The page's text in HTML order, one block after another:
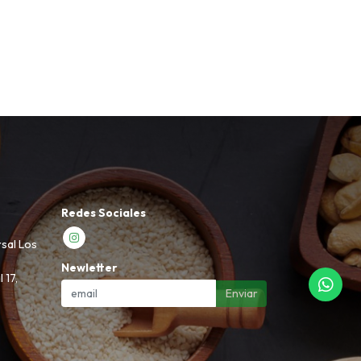
Los
Redes Sociales
Newletter
Enviar